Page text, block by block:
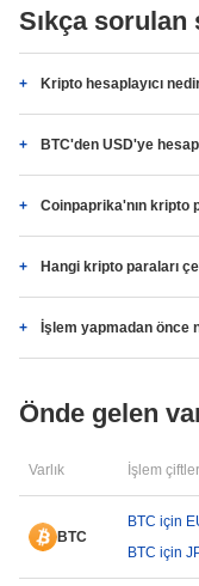
Sıkça
Kripto hesaplayıcı
BTC'den USD'ye
Coinpaprika'nın kripto
Hangi kripto paraları
İşlem yapmadan önce
Önde gelen
Varlık İşlem
BTC
BTC için
BTC için